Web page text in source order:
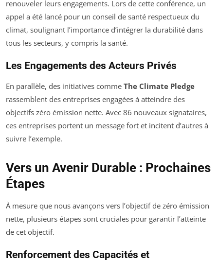
renouveler leurs engagements. Lors de cette conférence, un
appel a été lancé pour un conseil de santé respectueux du
climat, soulignant l’importance d’intégrer la durabilité dans
tous les secteurs, y compris la santé.
Les Engagements des Acteurs Privés
En parallèle, des initiatives comme The Climate Pledge
rassemblent des entreprises engagées à atteindre des
objectifs zéro émission nette. Avec 86 nouveaux signataires,
ces entreprises portent un message fort et incitent d’autres à
suivre l’exemple.
Vers un Avenir Durable : Prochaines
Étapes
À mesure que nous avançons vers l’objectif de zéro émission
nette, plusieurs étapes sont cruciales pour garantir l’atteinte
de cet objectif.
Renforcement des Capacités et